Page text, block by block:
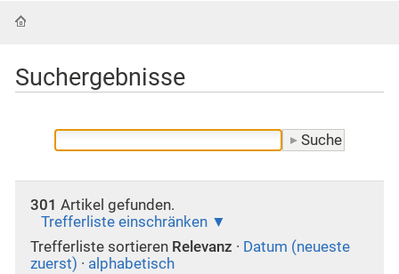
Suchergebnisse
301 Artikel gefunden.
Trefferliste einschränken
Trefferliste sortieren Relevanz · Datum (neueste
zuerst) · alphabetisch